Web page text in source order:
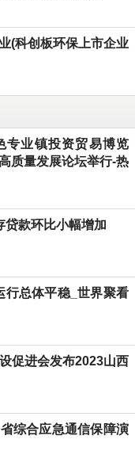
(科创板环保上市企业
专业镇投资贸易博览
质量发展论坛举行-热
贷款环比小幅增加
行总体平稳_世界聚看
促进会发布2023山西
综合应急通信保障演